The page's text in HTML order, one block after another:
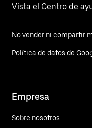
Vista el Centro de
No vender ni compartir
Política de datos de
Empresa
Sobre nosotros